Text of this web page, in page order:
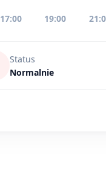
17:00 19:00
Status
Normalnie